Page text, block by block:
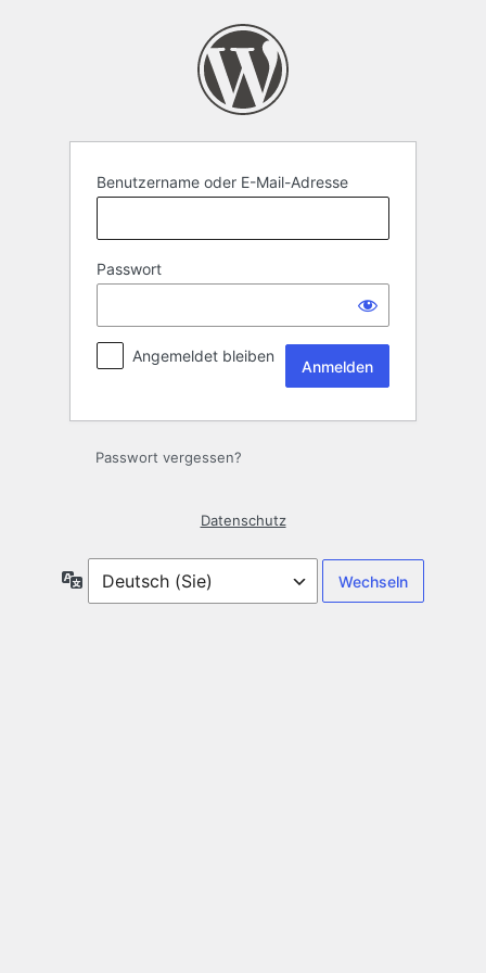
Benutzername oder E-Mail-Adresse
Passwort
Angemeldet bleiben
Passwort vergessen?
Datenschutz
Sprache